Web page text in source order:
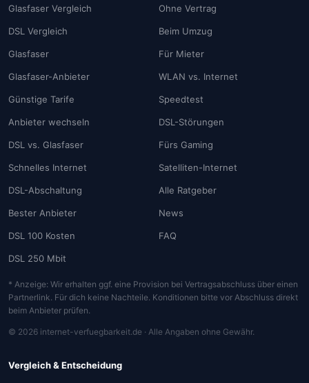
Glasfaser Vergleich
DSL Vergleich
Glasfaser
Glasfaser-Anbieter
Günstige Tarife
Anbieter wechseln
DSL vs. Glasfaser
Schnelles Internet
DSL-Abschaltung
Bester Anbieter
DSL 100 Kosten
DSL 250 Mbit
Ohne Vertrag
Beim Umzug
Für Mieter
WLAN vs. Internet
Speedtest
DSL-Störungen
Fürs Gaming
Satelliten-Internet
Alle Ratgeber
News
FAQ
* Anzeige: Wir erhalten ggf. eine Provision bei Vertragsabschluss über einen
Partnerlink. Für dich keine Nachteile. Konditionen bitte vor Abschluss direkt
beim Anbieter prüfen.
© 2026 internet-verfuegbarkeit.de · Alle Angaben ohne Gewähr.
Vergleich & Entscheidung